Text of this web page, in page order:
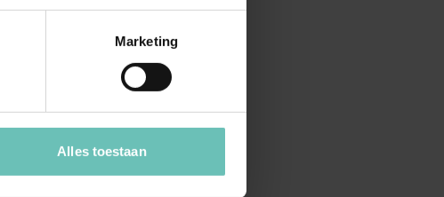
Marketing
Alles toestaan
dat bij eventuele
is. Deze regeling is immers
is verplicht een gebrek
in het geval het gebouw in
van een gebrek sprake